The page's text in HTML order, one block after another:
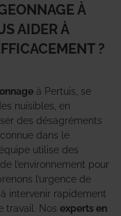
À
AIDER À
?
à Pertuis, se
nuisibles, en
des désagréments
dans le
utilise des
l’environnement pour
l’urgence de
intervenir rapidement
travail. Nos experts en